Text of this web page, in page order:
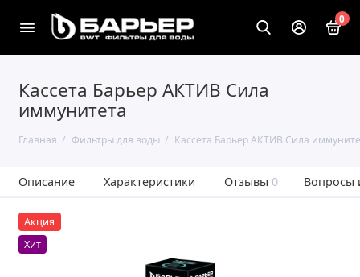
0
Кассета Барьер АКТИВ Сила
иммунитета
Главная Фильтры для воды Кассета Барьер АКТИВ Сила
Описание Характеристики Отзывы 0 Вопросы
Акция
Хит